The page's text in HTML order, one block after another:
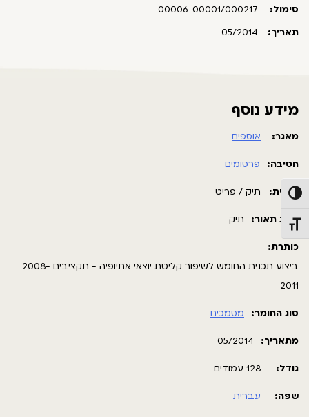
הפעל/כבה ניגודיות גבוהה
מתג גודל גופן
סימול:
תאריך:
מידע נוסף
מאגר: אוספים
חטיבה: פרסומים
תבנית: תיק / פריט
רמת תאור: תיק
כותרת:
ביצוע תכנית החומש לשיפור קליטת יוצאי אתיופיה - תקציבים 2008-
2011
סוג החומר: מסמכים
מתאריך: 05/2014
גודל: 128 עמודים
שפה: עברית